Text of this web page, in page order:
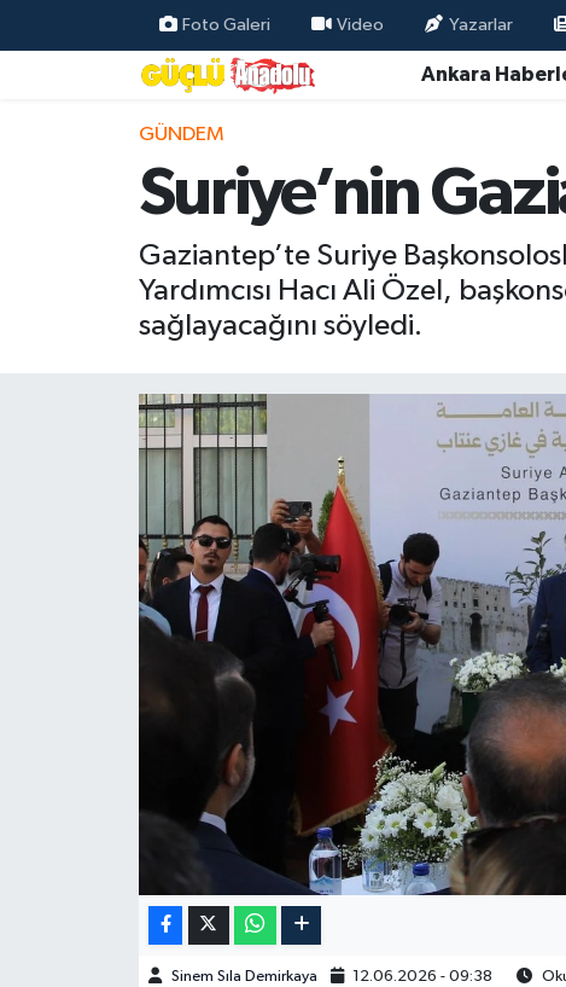
Foto Galeri Video Yazarlar
Ankara
GÜNDEM
Suriye’nin
Gaziantep’te Suriye
Yardımcısı Hacı Ali Özel,
sağlayacağını söyledi.
Sinem Sıla Demirkaya 12.06.2026 - 09:38
Özel Haber
Resmi İlanlar
Ekonomi
Gündem
Burç Yorumları
Hava Durumu